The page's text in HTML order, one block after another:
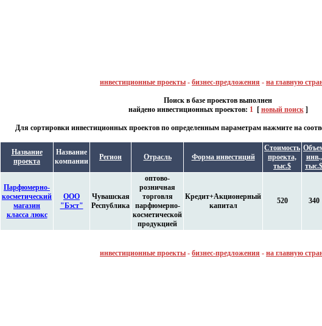
инвестиционные проекты - бизнес-предложения - на главную
Поиск в базе проектов выполнен
найдено инвестиционных проектов: 1 [ новый поиск]
Для сортировки инвестиционных проектов по определенным параметрам нажмите на
Название
проекта
Название
компании
Регион Отрасль Форма инвестиций
Стоимость
проекта,
тыс.$
инв.,
тыс.$
Парфюмерно-
косметический
магазин
класса люкс
ООО
"Бэст"
Чувашская
Республика
оптово-
розничная
торговля
парфюмерно-
косметической
продукцией
Кредит+Акционерный
капитал
520 340
инвестиционные проекты - бизнес-предложения - на главную